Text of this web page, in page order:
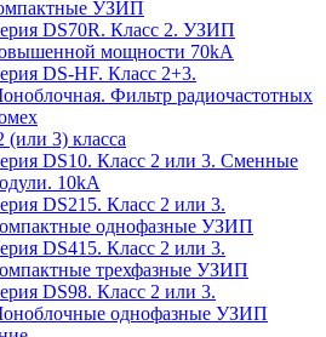
УЗИП
DS70R. Класс 2. УЗИП
мощности 70kA
DS-HF. Класс 2+3.
Фильтр радиочастотных
3) класса
DS10. Класс 2 или 3. Сменные
10kA
DS215. Класс 2 или 3.
однофазные УЗИП
DS415. Класс 2 или 3.
трехфазные УЗИП
DS98. Класс 2 или 3.
однофазные УЗИП